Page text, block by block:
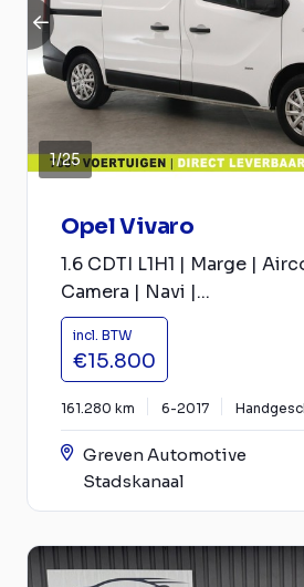
1/25
Opel Vivaro
1.6 CDTI L1H1 | Marge |
Camera | Navi |...
incl. BTW
€15.800
161.280 km 6-2017
Greven Automotive
Stadskanaal